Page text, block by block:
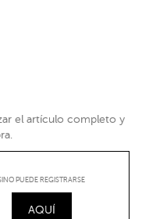
el artículo completo y
PUEDE REGISTRARSE
AQUÍ